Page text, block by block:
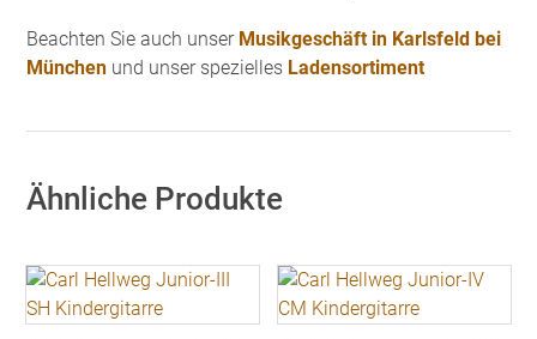
Beachten Sie auch unser Musikgeschäft in Karlsfeld bei
München und unser spezielles Ladensortiment
Ähnliche Produkte